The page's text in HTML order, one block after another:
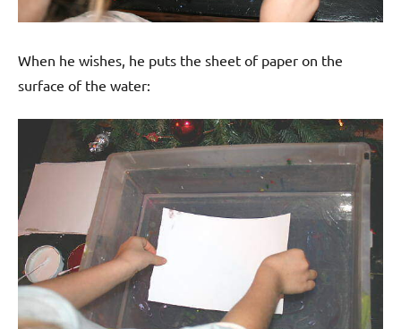
When he wishes, he puts the sheet of paper on the
surface of the water: